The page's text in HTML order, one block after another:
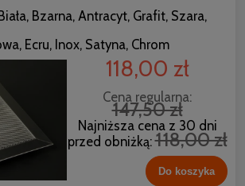
Bzarna, Antracyt, Grafit, Szara,
Ecru, Inox, Satyna, Chrom
118,00 zł
Cena regularna:
147,50 zł
Najniższa cena z 30 dni
przed obniżką:118,00 zł
Do koszyka